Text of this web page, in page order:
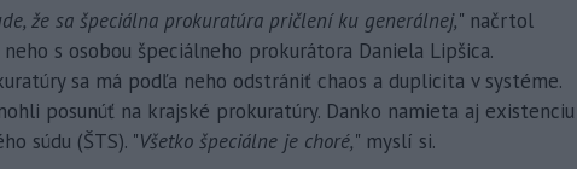
že sa špeciálna prokuratúra pričlení ku generálnej," načrtol
s osobou špeciálneho prokurátora Daniela Lipšica.
sa má podľa neho odstrániť chaos a duplicita v systéme.
posunúť na krajské prokuratúry. Danko namieta aj existenciu
súdu (ŠTS). "Všetko špeciálne je choré," myslí si.